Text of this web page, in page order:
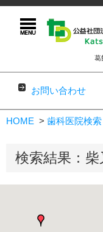
葛
お問い合わせ
コンテンツに移動
HOME 歯科医院検索
検索結果：柴